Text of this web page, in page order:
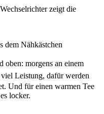
zeigt die
dem Nähkästchen
oben: morgens an einem
Leistung, dafür werden
Und für einen warmen Tee
locker.